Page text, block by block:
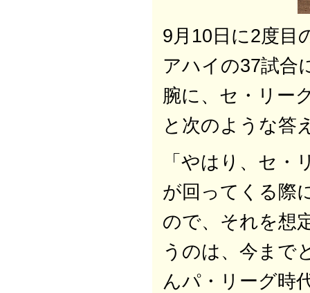
9月10日に2度目
アハイの37試合
腕に、セ・リー
と次のような答
「やはり、セ
が回ってくる際
ので、それを想
うのは、今まで
んパ・リーグ時